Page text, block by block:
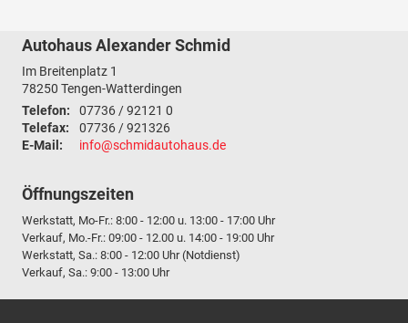
Autohaus Alexander Schmid
Im Breitenplatz 1
78250 Tengen-Watterdingen
Telefon:
07736 / 92121 0
Telefax:
07736 / 921326
E-Mail:
info@schmidautohaus.de
Öffnungszeiten
Werkstatt, Mo-Fr.: 8:00 - 12:00 u. 13:00 - 17:00 Uhr
Verkauf, Mo.-Fr.: 09:00 - 12.00 u. 14:00 - 19:00 Uhr
Werkstatt, Sa.: 8:00 - 12:00 Uhr (Notdienst)
Verkauf, Sa.: 9:00 - 13:00 Uhr